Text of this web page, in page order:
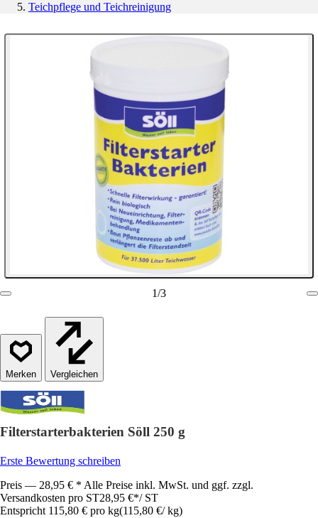
Teichpflege und Teichreinigung
1/3
Vergleichen
Filterstarterbakterien Söll 250 g
Erste Bewertung schreiben
Preis — 28,95 € * Alle Preise inkl. MwSt. und ggf. zzgl.
Versandkosten pro ST28,95 €*/ ST
Entspricht 115,80 € pro kg(115,80 €/ kg)